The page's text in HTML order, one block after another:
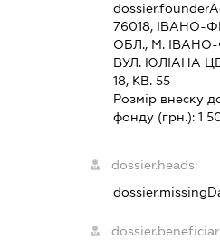
76018, IВАНО-
ОБЛ., М.
ВУЛ. ЮЛІАНА
18, КВ. 55
Розмір внеску
фонду (грн.):1
dossier.heads: